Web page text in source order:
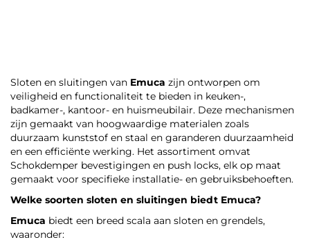
Sloten en sluitingen van Emuca zijn ontworpen om
veiligheid en functionaliteit te bieden in keuken-,
badkamer-, kantoor- en huismeubilair. Deze mechanismen
zijn gemaakt van hoogwaardige materialen zoals
duurzaam kunststof en staal en garanderen duurzaamheid
en een efficiënte werking. Het assortiment omvat
Schokdemper bevestigingen en push locks, elk op maat
gemaakt voor specifieke installatie- en gebruiksbehoeften.
Welke soorten sloten en sluitingen biedt Emuca?
Emuca biedt een breed scala aan sloten en grendels,
waaronder: